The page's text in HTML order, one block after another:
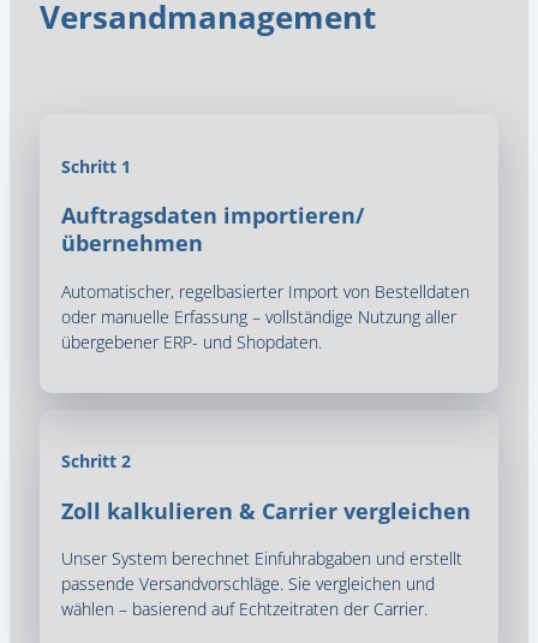
Versandmanagement
Schritt 1
Auftragsdaten importieren/
übernehmen
Automatischer, regelbasierter Import von Bestelldaten
oder manuelle Erfassung – vollständige Nutzung aller
übergebener ERP- und Shopdaten.
Schritt 2
Zoll kalkulieren & Carrier vergleichen
Unser System berechnet Einfuhrabgaben und erstellt
passende Versandvorschläge. Sie vergleichen und
wählen – basierend auf Echtzeitraten der Carrier.